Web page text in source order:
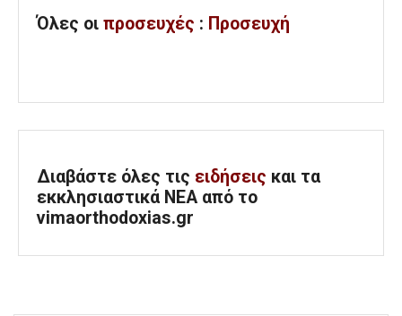
Όλες οι προσευχές : Προσευχή
Διαβάστε όλες τις ειδήσεις και τα
εκκλησιαστικά ΝΕΑ από το
vimaorthodoxias.gr